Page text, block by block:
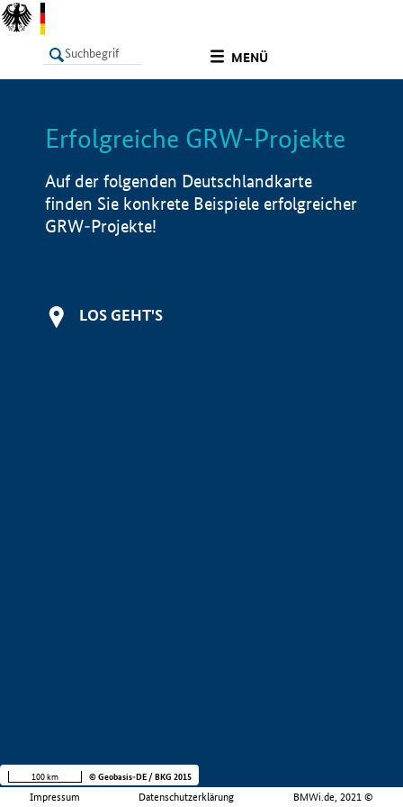
MENÜ
LISTE Info
Erfolgreiche GRW-Projekte
Auf der folgenden Deutschlandkarte
finden Sie konkrete Beispiele erfolgreicher
GRW-Projekte!
LOS GEHT'S
Impressum Datenschutzerklärung BMWi.de, 2021 ©
100 km © Geobasis-DE / BKG 2015